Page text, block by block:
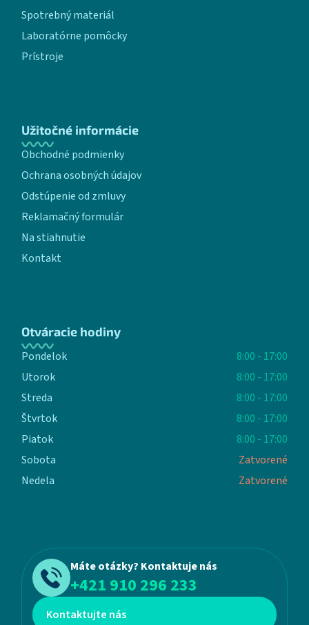
Spotrebný materiál
Laboratórne pomôcky
Prístroje
Užitočné informácie
Obchodné podmienky
Ochrana osobných údajov
Odstúpenie od zmluvy
Reklamačný formulár
Na stiahnutie
Kontakt
Otváracie hodiny
Pondelok
8:00 - 17:00
Utorok
8:00 - 17:00
Streda
8:00 - 17:00
Štvrtok
8:00 - 17:00
Piatok
8:00 - 17:00
Sobota
Zatvorené
Nedela
Zatvorené
Máte otázky? Kontaktuje nás
+421 910 296 233
Kontaktujte nás